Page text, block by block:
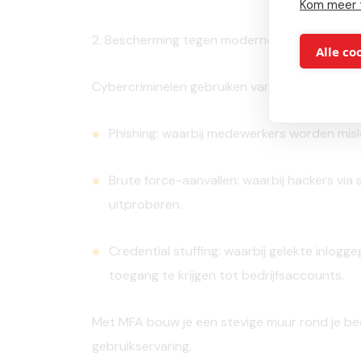
2. Bescherming tegen moderne
Cybercriminelen gebruiken vandaag
Phishing: waarbij medewerkers worden
Brute force-aanvallen: waarbij hackers
uitproberen.
Credential stuffing: waarbij gelekte
toegang te krijgen tot bedrijfsaccounts.
Met MFA bouw je een stevige muur rond je
gebruikservaring.
Kom
Alle